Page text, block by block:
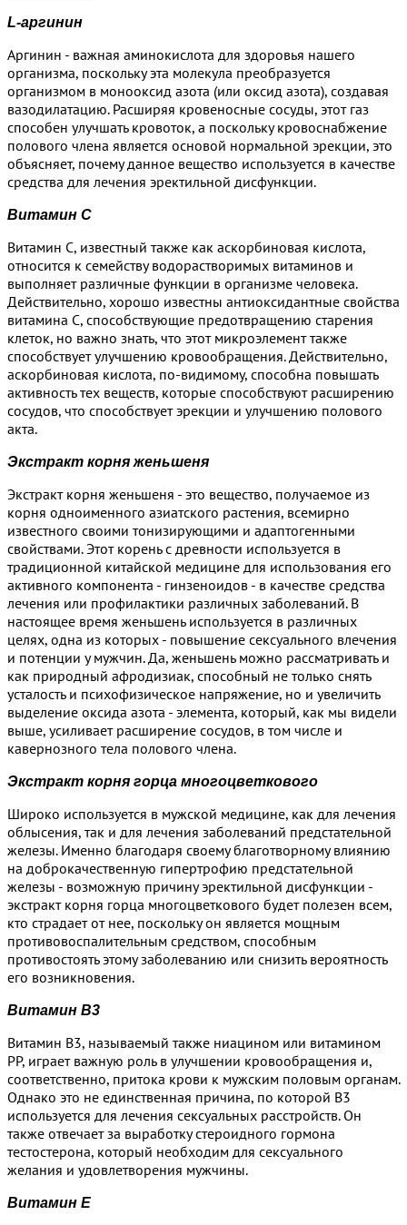
L-аргинин
Аргинин - важная аминокислота для здоровья нашего
организма, поскольку эта молекула преобразуется
организмом в монооксид азота (или оксид азота), создавая
вазодилатацию. Расширяя кровеносные сосуды, этот газ
способен улучшать кровоток, а поскольку кровоснабжение
полового члена является основой нормальной эрекции, это
объясняет, почему данное вещество используется в качестве
средства для лечения эректильной дисфункции.
Витамин С
Витамин С, известный также как аскорбиновая кислота,
относится к семейству водорастворимых витаминов и
выполняет различные функции в организме человека.
Действительно, хорошо известны антиоксидантные свойства
витамина С, способствующие предотвращению старения
клеток, но важно знать, что этот микроэлемент также
способствует улучшению кровообращения. Действительно,
аскорбиновая кислота, по-видимому, способна повышать
активность тех веществ, которые способствуют расширению
сосудов, что способствует эрекции и улучшению полового
акта.
Экстракт корня женьшеня
Экстракт корня женьшеня - это вещество, получаемое из
корня одноименного азиатского растения, всемирно
известного своими тонизирующими и адаптогенными
свойствами. Этот корень с древности используется в
традиционной китайской медицине для использования его
активного компонента - гинзеноидов - в качестве средства
лечения или профилактики различных заболеваний. В
настоящее время женьшень используется в различных
целях, одна из которых - повышение сексуального влечения
и потенции у мужчин. Да, женьшень можно рассматривать и
как природный афродизиак, способный не только снять
усталость и психофизическое напряжение, но и увеличить
выделение оксида азота - элемента, который, как мы видели
выше, усиливает расширение сосудов, в том числе и
кавернозного тела полового члена.
Экстракт корня горца многоцветкового
Широко используется в мужской медицине, как для лечения
облысения, так и для лечения заболеваний предстательной
железы. Именно благодаря своему благотворному влиянию
на доброкачественную гипертрофию предстательной
железы - возможную причину эректильной дисфункции -
экстракт корня горца многоцветкового будет полезен всем,
кто страдает от нее, поскольку он является мощным
противовоспалительным средством, способным
противостоять этому заболеванию или снизить вероятность
его возникновения.
Витамин B3
Витамин B3, называемый также ниацином или витамином
PP, играет важную роль в улучшении кровообращения и,
соответственно, притока крови к мужским половым органам.
Однако это не единственная причина, по которой B3
используется для лечения сексуальных расстройств. Он
также отвечает за выработку стероидного гормона
тестостерона, который необходим для сексуального
желания и удовлетворения мужчины.
Витамин Е